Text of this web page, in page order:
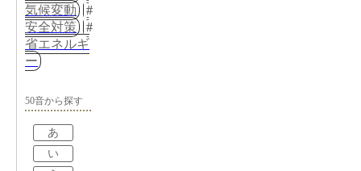
気候変動
安全対策
省エネルギ
ー
50音から探す
あ
い